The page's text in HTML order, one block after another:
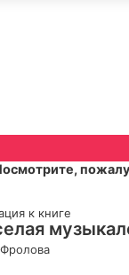
к книге